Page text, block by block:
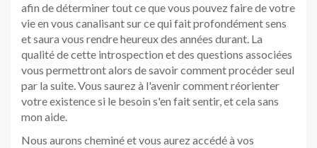
afin de déterminer tout ce que vous pouvez faire de votre
vie en vous canalisant sur ce qui fait profondément sens
et saura vous rendre heureux des années durant. La
qualité de cette introspection et des questions associées
vous permettront alors de savoir comment procéder seul
par la suite. Vous saurez à l'avenir comment réorienter
votre existence si le besoin s'en fait sentir, et cela sans
mon aide.
Nous aurons cheminé et vous aurez accédé à vos